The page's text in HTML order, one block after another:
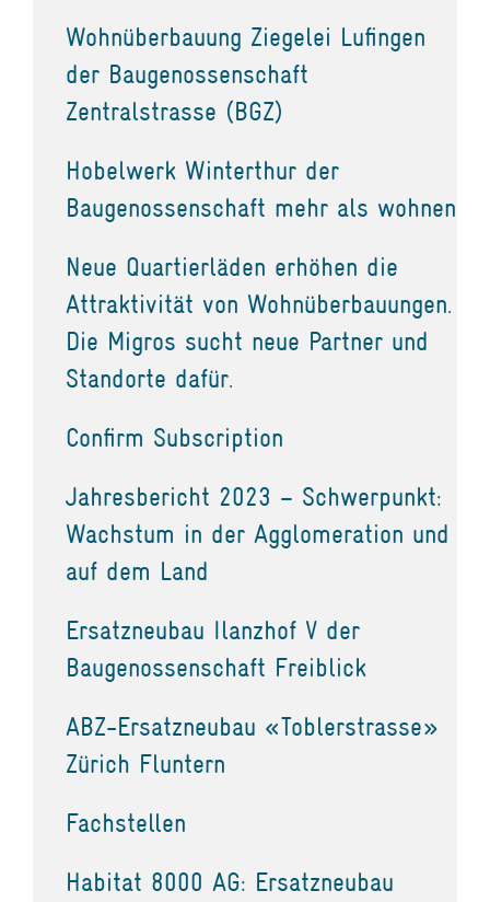
Wohnüberbauung Ziegelei Lufingen
der Baugenossenschaft
Zentralstrasse (BGZ)
Hobelwerk Winterthur der
Baugenossenschaft mehr als wohnen
Neue Quartierläden erhöhen die
Attraktivität von Wohnüberbauungen.
Die Migros sucht neue Partner und
Standorte dafür.
Confirm Subscription
Jahresbericht 2023 – Schwerpunkt:
Wachstum in der Agglomeration und
auf dem Land
Ersatzneubau Ilanzhof V der
Baugenossenschaft Freiblick
ABZ-Ersatzneubau «Toblerstrasse»
Zürich Fluntern
Fachstellen
Habitat 8000 AG: Ersatzneubau